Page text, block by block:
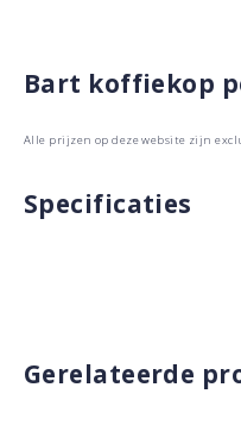
Bart koffiekop
Alle prijzen op deze website zijn
Specificaties
Gerelateerde